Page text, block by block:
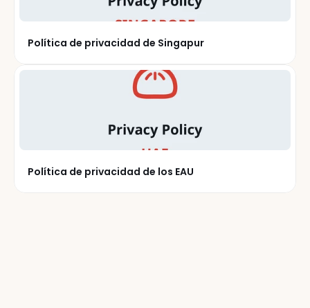
Política de privacidad de Singapur
Política de privacidad de los EAU